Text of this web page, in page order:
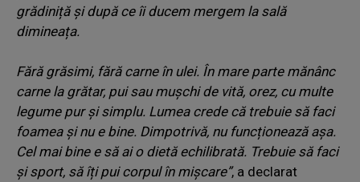
grădiniță și după ce îi ducem mergem la sală
dimineața.
Fără grăsimi, fără carne în ulei. În mare parte mănânc
carne la grătar, pui sau mușchi de vită, orez, cu multe
legume pur și simplu. Lumea crede că trebuie să faci
foamea și nu e bine. Dimpotrivă, nu funcționează așa.
Cel mai bine e să ai o dietă echilibrată. Trebuie să faci
și sport, să îți pui corpul în mișcare”, a declarat